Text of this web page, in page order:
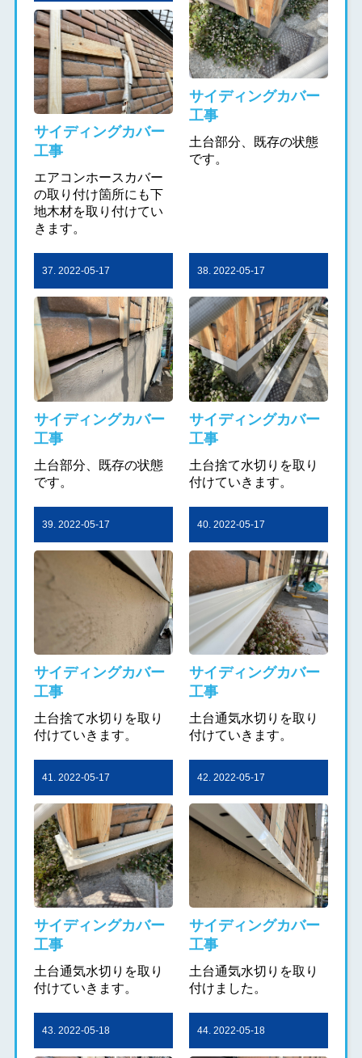
サイディングカバー
工事
エアコンホースカバー
の取り付け箇所にも下
地木材を取り付けてい
きます。
サイディングカバー
工事
土台部分、既存の状態
です。
37. 2022-05-17
サイディングカバー
工事
土台部分、既存の状態
です。
38. 2022-05-17
サイディングカバー
工事
土台捨て水切りを取り
付けていきます。
39. 2022-05-17
サイディングカバー
工事
土台捨て水切りを取り
付けていきます。
40. 2022-05-17
サイディングカバー
工事
土台通気水切りを取り
付けていきます。
41. 2022-05-17
サイディングカバー
工事
土台通気水切りを取り
付けていきます。
42. 2022-05-17
サイディングカバー
工事
土台通気水切りを取り
付けました。
43. 2022-05-18 44. 2022-05-18